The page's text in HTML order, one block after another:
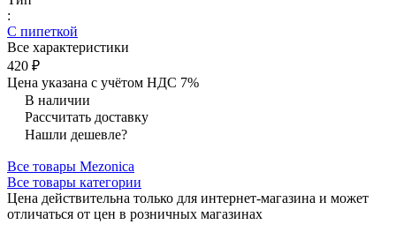
:
С пипеткой
Все характеристики
420 ₽
Цена указана с учётом НДС 7%
В наличии
Рассчитать доставку
Нашли дешевле?
Все товары Mezonica
Все товары категории
Цена действительна только для интернет-магазина и может
отличаться от цен в розничных магазинах